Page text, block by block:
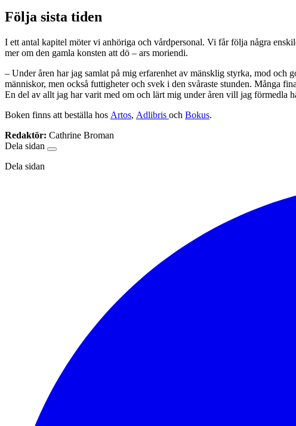
Följa sista tiden
I ett antal kapitel möter vi anhöriga och vårdpersonal. Vi får följa några
mer om den gamla konsten att dö – ars moriendi.
– Under åren har jag samlat på mig erfarenhet av mänsklig styrka, mod och
människor, men också futtigheter och svek i den svåraste stunden. Många
En del av allt jag har varit med om och lärt mig under åren vill jag förmedla
Boken finns att beställa hos Artos, Adlibris och Bokus.
Redaktör: Cathrine Broman
Dela sidan
Dela sidan